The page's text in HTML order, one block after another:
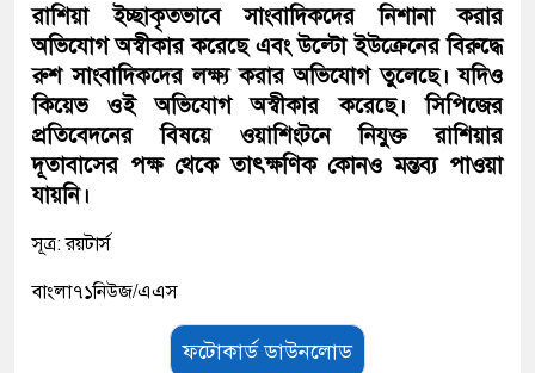
রাশিয়া ইচ্ছাকৃতভাবে সাংবাদিকদের নিশানা করার
অভিযোগ অস্বীকার করেছে এবং উল্টো ইউক্রেনের বিরুদ্ধে
রুশ সাংবাদিকদের লক্ষ্য করার অভিযোগ তুলেছে। যদিও
কিয়েভ ওই অভিযোগ অস্বীকার করেছে। সিপিজের
প্রতিবেদনের বিষয়ে ওয়াশিংটনে নিযুক্ত রাশিয়ার
দূতাবাসের পক্ষ থেকে তাৎক্ষণিক কোনও মন্তব্য পাওয়া
যায়নি।
সূত্র: রয়টার্স
বাংলা৭১নিউজ/এএস
ফটোকার্ড ডাউনলোড